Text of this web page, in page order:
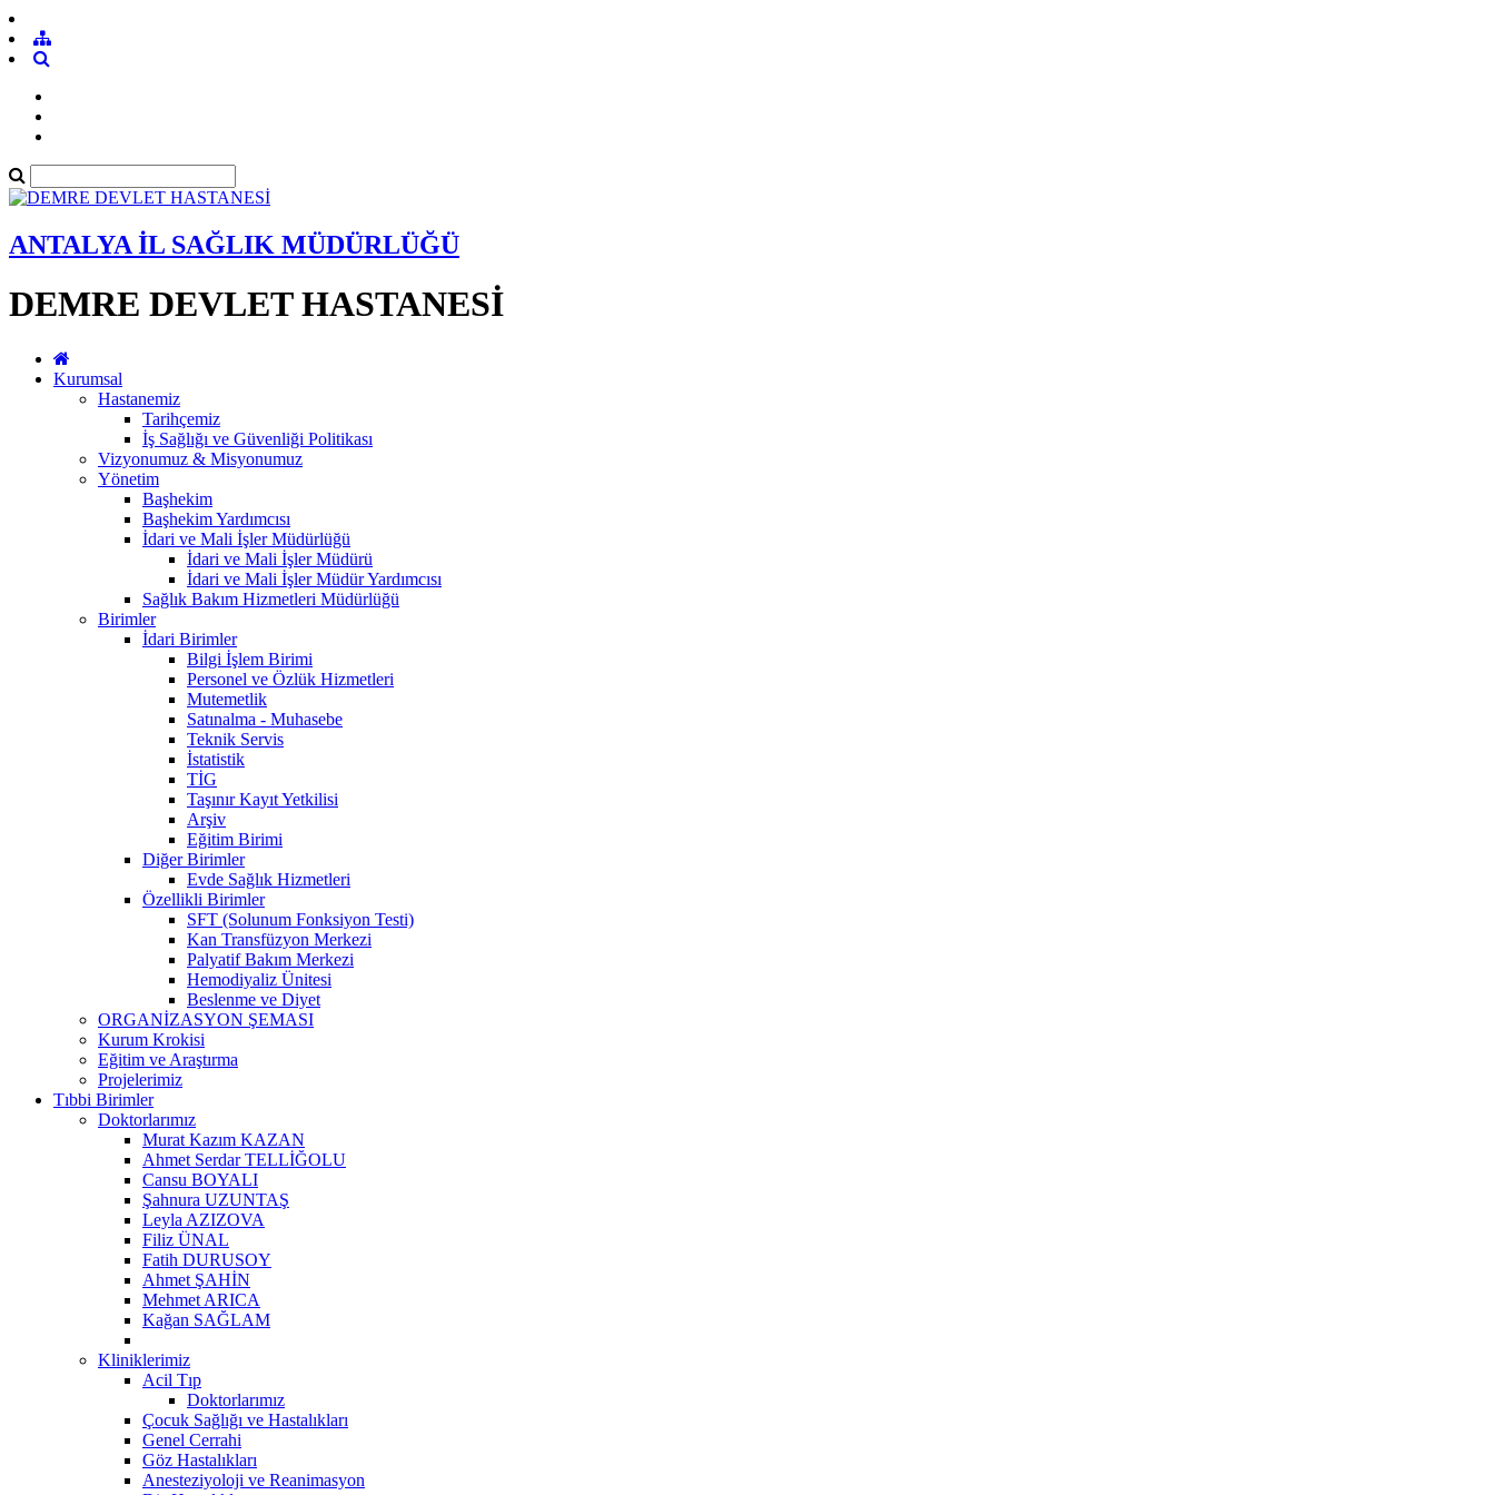
ANTALYA İL SAĞLIK MÜDÜRLÜĞÜ
DEMRE DEVLET HASTANESİ
Kurumsal
Hastanemiz
Tarihçemiz
İş Sağlığı ve Güvenliği Politikası
Vizyonumuz & Misyonumuz
Yönetim
Başhekim
Başhekim Yardımcısı
İdari ve Mali İşler Müdürlüğü
İdari ve Mali İşler Müdürü
İdari ve Mali İşler Müdür Yardımcısı
Sağlık Bakım Hizmetleri Müdürlüğü
Birimler
İdari Birimler
Bilgi İşlem Birimi
Personel ve Özlük Hizmetleri
Mutemetlik
Satınalma - Muhasebe
Teknik Servis
İstatistik
TİG
Taşınır Kayıt Yetkilisi
Arşiv
Eğitim Birimi
Diğer Birimler
Evde Sağlık Hizmetleri
Özellikli Birimler
SFT (Solunum Fonksiyon Testi)
Kan Transfüzyon Merkezi
Palyatif Bakım Merkezi
Hemodiyaliz Ünitesi
Beslenme ve Diyet
ORGANİZASYON ŞEMASI
Kurum Krokisi
Eğitim ve Araştırma
Projelerimiz
Tıbbi Birimler
Doktorlarımız
Murat Kazım KAZAN
Ahmet Serdar TELLİĞOLU
Cansu BOYALI
Şahnura UZUNTAŞ
Leyla AZIZOVA
Filiz ÜNAL
Fatih DURUSOY
Ahmet ŞAHİN
Mehmet ARICA
Kağan SAĞLAM
Kliniklerimiz
Acil Tıp
Doktorlarımız
Çocuk Sağlığı ve Hastalıkları
Genel Cerrahi
Göz Hastalıkları
Anesteziyoloji ve Reanimasyon